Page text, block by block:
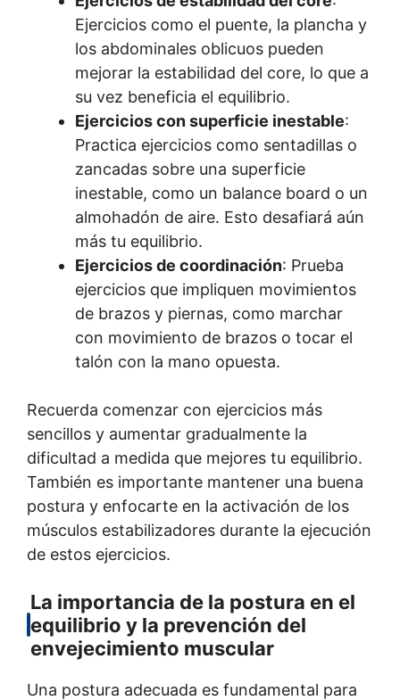
Ejercicios como el puente, la plancha y
los abdominales oblicuos pueden
mejorar la estabilidad del core, lo que a
su vez beneficia el equilibrio.
Ejercicios con superficie inestable:
Practica ejercicios como sentadillas o
zancadas sobre una superficie
inestable, como un balance board o un
almohadón de aire. Esto desafiará aún
más tu equilibrio.
Ejercicios de coordinación: Prueba
ejercicios que impliquen movimientos
de brazos y piernas, como marchar
con movimiento de brazos o tocar el
talón con la mano opuesta.
Recuerda comenzar con ejercicios más
sencillos y aumentar gradualmente la
dificultad a medida que mejores tu equilibrio.
También es importante mantener una buena
postura y enfocarte en la activación de los
músculos estabilizadores durante la ejecución
de estos ejercicios.
La importancia de la postura en el
equilibrio y la prevención del
envejecimiento muscular
Una postura adecuada es fundamental para